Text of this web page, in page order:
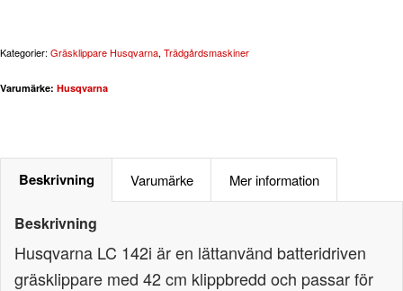
Kategorier: Gräsklippare Husqvarna, Trädgårdsmaskiner
Varumärke: Husqvarna
Beskrivning Varumärke Mer information
Beskrivning
Husqvarna LC 142i är en lättanvänd batteridriven
gräsklippare med 42 cm klippbredd och passar för